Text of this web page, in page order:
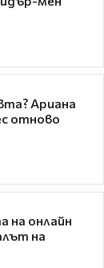
Ариана
отново
на онлайн
на